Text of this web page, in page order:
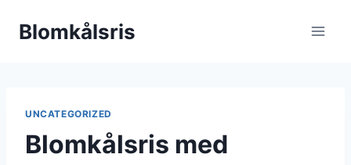
Blomkålsris
UNCATEGORIZED
Blomkålsris med